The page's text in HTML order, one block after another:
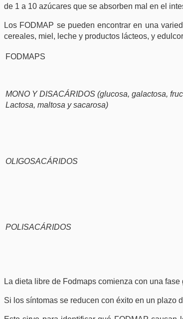
de 1 a 10 azúcares que se absorben mal en el
Los FODMAP se pueden encontrar en una
cereales, miel, leche y productos lácteos, y
FODMAPS
MONO Y DISACÁRIDOS (glucosa, galactosa,
Lactosa, maltosa y sacarosa)
OLIGOSACÁRIDOS
POLISACÁRIDOS
La dieta libre de Fodmaps comienza con una
Si los síntomas se reducen con éxito en un plazo